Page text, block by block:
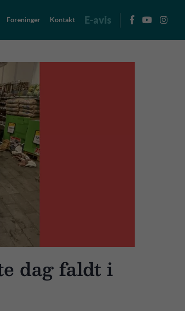
Foreninger Kontakt E-avis
dag faldt i